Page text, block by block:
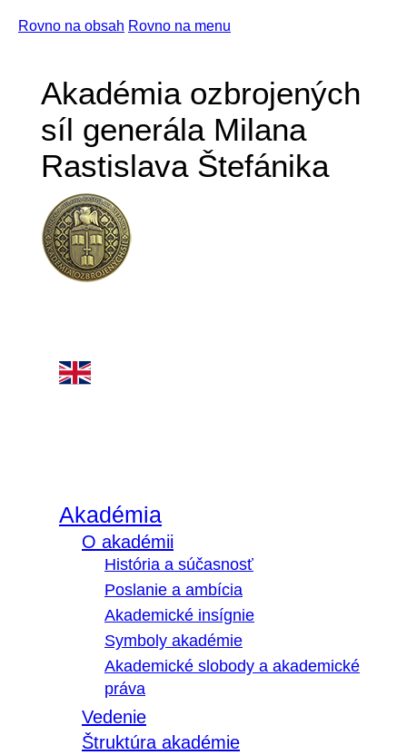
Rovno na obsah Rovno na menu
Akadémia ozbrojených
síl generála Milana
Rastislava Štefánika
Akadémia
O akadémii
História a súčasnosť
Poslanie a ambícia
Akademické insígnie
Symboly akadémie
Akademické slobody a akademické
práva
Vedenie
Štruktúra akadémie